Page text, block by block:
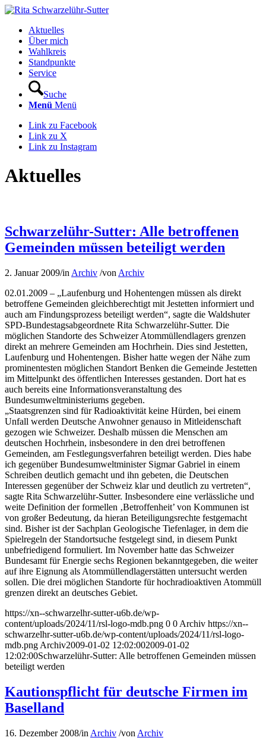
Aktuelles
Über mich
Wahlkreis
Standpunkte
Service
Suche
Menü Menü
Link zu Facebook
Link zu X
Link zu Instagram
Aktuelles
Schwarzelühr-Sutter: Alle betroffenen
Gemeinden müssen beteiligt werden
2. Januar 2009/in Archiv /von Archiv
02.01.2009 – „Laufenburg und Hohentengen müssen als direkt
betroffene Gemeinden gleichberechtigt mit Jestetten informiert und
auch am Findungsprozess beteiligt werden“, sagte die Waldshuter
SPD-Bundestagsabgeordnete Rita Schwarzelühr-Sutter. Die
möglichen Standorte des Schweizer Atommüllendlagers grenzen
direkt an mehrere Gemeinden am Hochrhein. Dies sind Jestetten,
Laufenburg und Hohentengen. Bisher hatte wegen der Nähe zum
prominentesten möglichen Standort Benken die Gemeinde Jestetten
im Mittelpunkt des öffentlichen Interesses gestanden. Dort hat es
auch bereits eine Informationsveranstaltung des
Bundesumweltministeriums gegeben.
„Staatsgrenzen sind für Radioaktivität keine Hürden, bei einem
Unfall werden Deutsche Anwohner genauso in Mitleidenschaft
gezogen wie Schweizer. Deshalb müssen die Menschen am
deutschen Hochrhein, insbesondere in den drei betroffenen
Gemeinden, am Festlegungsverfahren beteiligt werden. Dies habe
ich gegenüber Bundesumweltminister Sigmar Gabriel in einem
Schreiben deutlich gemacht und ihn gebeten, die Deutschen
Interessen gegenüber der Schweiz klar und deutlich zu vertreten“,
sagte Rita Schwarzelühr-Sutter. Insbesondere eine verlässliche und
weite Definition der formellen ‚Betroffenheit’ von Kommunen ist
von großer Bedeutung, da hieran Beteiligungsrechte festgemacht
sind. Bisher ist der Sachplan Geologische Tiefenlager, in dem die
Spielregeln der Standortsuche festgelegt sind, in diesem Punkt
unbefriedigend formuliert. Im November hatte das Schweizer
Bundesamt für Energie sechs Regionen bekanntgegeben, die weiter
auf ihre Eignung als Atommüllendlagerstätten untersucht werden
sollen. Die drei möglichen Standorte für hochradioaktiven Atommüll
grenzen direkt an deutsches Gebiet.
https://xn--schwarzelhr-sutter-u6b.de/wp-
content/uploads/2024/11/rsl-logo-mdb.png 0 0 Archiv https://xn--
schwarzelhr-sutter-u6b.de/wp-content/uploads/2024/11/rsl-logo-
mdb.png Archiv2009-01-02 12:02:002009-01-02
12:02:00Schwarzelühr-Sutter: Alle betroffenen Gemeinden müssen
beteiligt werden
Kautionspflicht für deutsche Firmen im
Baselland
16. Dezember 2008/in Archiv /von Archiv